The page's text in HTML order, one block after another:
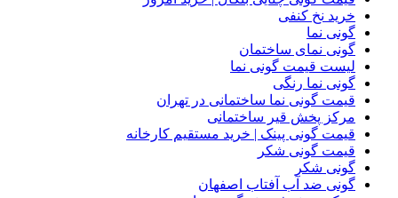
خرید نخ کنفی
گونی نما
گونی نمای ساختمان
لیست قیمت گونی نما
گونی نما رنگی
قیمت گونی نما ساختمانی در تهران
مرکز پخش قیر ساختمانی
قیمت گونی پینک | خرید مستقیم کارخانه
قیمت گونی شکر
گونی شکر
گونی ضد آب آفتاب اصفهان